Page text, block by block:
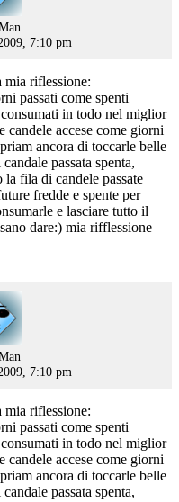
says:
7:10 pm
mia riflessione:
passati come spenti
in todo nel miglior
accese come giorni
ancora di toccarle belle
passata spenta,
fila di candele passate
fredde e spente per
e lasciare tutto il
dare:) mia rifflessione
says:
7:10 pm
mia riflessione:
passati come spenti
in todo nel miglior
accese come giorni
ancora di toccarle belle
passata spenta,